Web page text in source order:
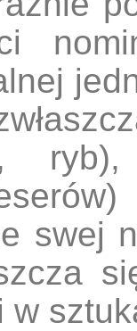
ryb),
swej